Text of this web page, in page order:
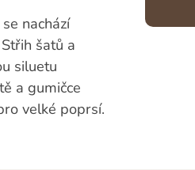
nachází
šatů a
siluetu
a gumičce
velké poprsí.